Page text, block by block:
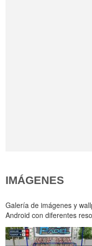
IMÁGENES
Galería de imágenes y
Android con diferentes